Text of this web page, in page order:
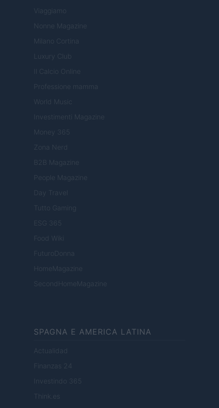
Viaggiamo
Nonne Magazine
Milano Cortina
Luxury Club
Il Calcio Online
Professione mamma
World Music
Investimenti Magazine
Money 365
Zona Nerd
B2B Magazine
People Magazine
Day Travel
Tutto Gaming
ESG 365
Food Wiki
FuturoDonna
HomeMagazine
SecondHomeMagazine
SPAGNA E AMERICA LATINA
Actualidad
Finanzas 24
Investindo 365
Think.es